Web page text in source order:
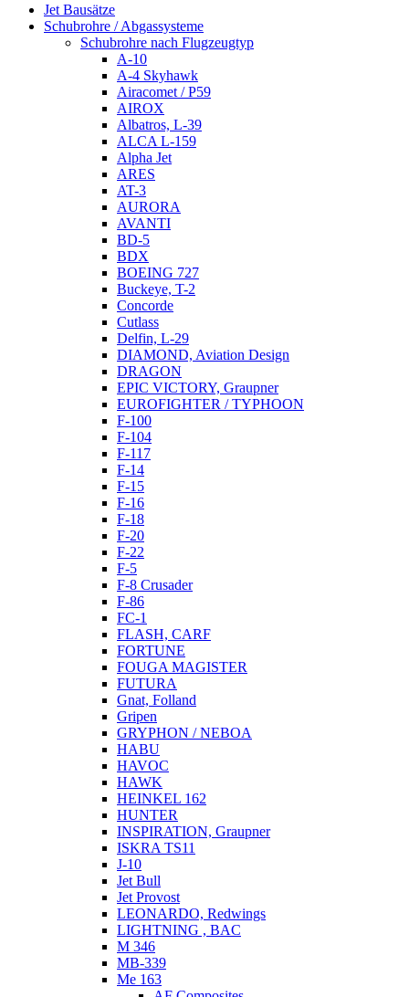
Jet Bausätze
Schubrohre / Abgassysteme
Schubrohre nach Flugzeugtyp
A-10
A-4 Skyhawk
Airacomet / P59
AIROX
Albatros, L-39
ALCA L-159
Alpha Jet
ARES
AT-3
AURORA
AVANTI
BD-5
BDX
BOEING 727
Buckeye, T-2
Concorde
Cutlass
Delfin, L-29
DIAMOND, Aviation Design
DRAGON
EPIC VICTORY, Graupner
EUROFIGHTER / TYPHOON
F-100
F-104
F-117
F-14
F-15
F-16
F-18
F-20
F-22
F-5
F-8 Crusader
F-86
FC-1
FLASH, CARF
FORTUNE
FOUGA MAGISTER
FUTURA
Gnat, Folland
Gripen
GRYPHON / NEBOA
HABU
HAVOC
HAWK
HEINKEL 162
HUNTER
INSPIRATION, Graupner
ISKRA TS11
J-10
Jet Bull
Jet Provost
LEONARDO, Redwings
LIGHTNING , BAC
M 346
MB-339
Me 163